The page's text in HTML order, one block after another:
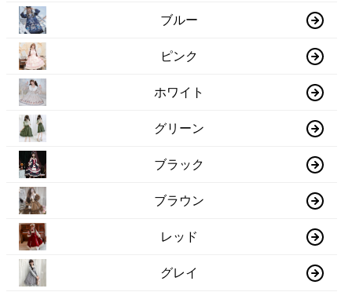
ブルー
ピンク
ホワイト
グリーン
ブラック
ブラウン
レッド
グレイ